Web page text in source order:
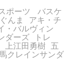
ポーツ
バスケ
んま
アキ・チ
・バルヴィン
ダーズ
トレ
上江田勇樹 五
クレインサンダ